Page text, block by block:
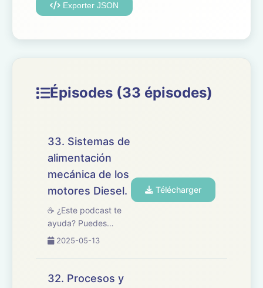
Exporter JSON
Épisodes (33 épisodes)
33. Sistemas de
alimentación
mecánica de los
motores Diesel.
☕ ¿Este podcast te
ayuda? Puedes
apoyarlo en
tratamos el tema 33
2025-05-13
Télécharger
32. Procesos y